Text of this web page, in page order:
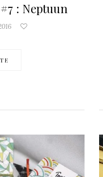
: Neptuun